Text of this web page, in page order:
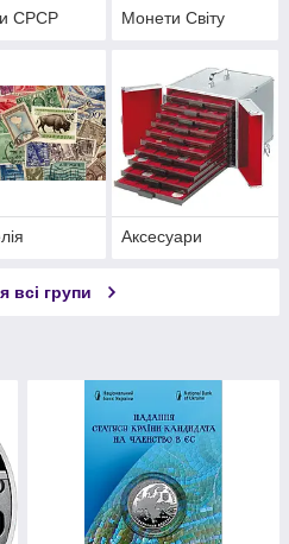
СРСР Монети Світу
Аксесуари
всі групи